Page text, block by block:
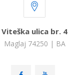
Viteška ulica br. 4
Maglaj 74250 | BA